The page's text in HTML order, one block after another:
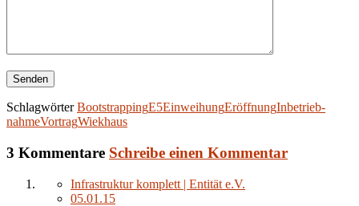
Schlagwörter BootstrappingE5EinweihungEröffnungInbe­trieb­
nahmeVortragWiekhaus
3 Kommentare Schreibe einen Kommentar
Infrastruktur komplett | Entität e.V.
05.01.15